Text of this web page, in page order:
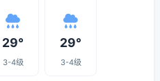
29°
3-4级
29°
3-4级